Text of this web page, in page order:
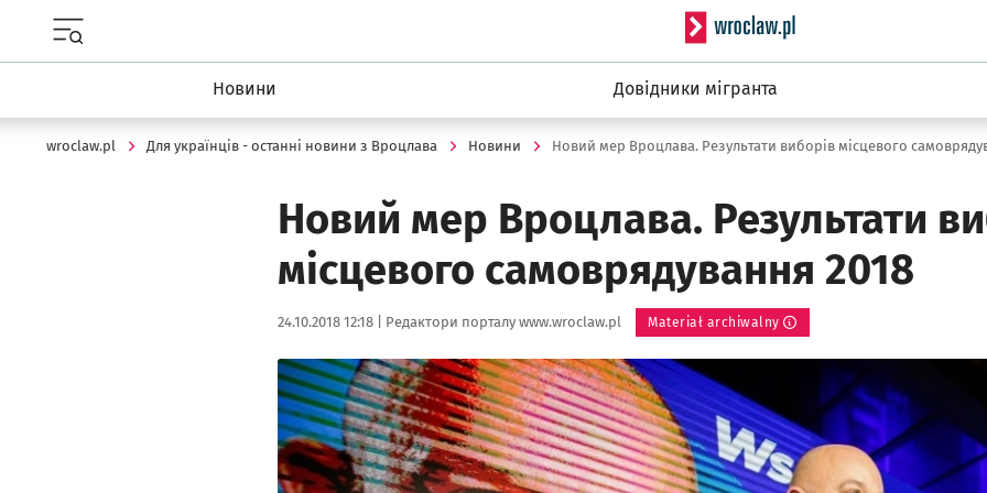
Serwis informacyjny
Новини Довідники мігранта
wroclaw.pl Для українців - останні новини з Вроцлава Новини
Новий мер Вроцлава. Результати
місцевого самоврядування 2018
Data publikacji:
24.10.2018 12:18 | Autor:
Редактори порталу www.wroclaw.pl Materiał archiwalny
Kliknij, aby powiększyć